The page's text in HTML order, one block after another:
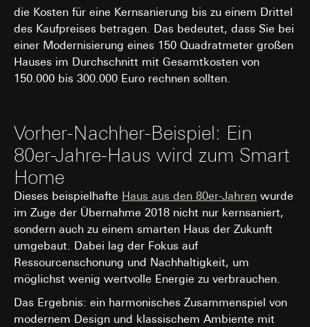
die Kosten für eine Kernsanierung bis zu einem Drittel
des Kaufpreises betragen. Das bedeutet, dass Sie bei
einer Modernisierung eines 150 Quadratmeter großen
Hauses im Durchschnitt mit Gesamtkosten von
150.000 bis 300.000 Euro rechnen sollten.
Vorher-Nachher-Beispiel: Ein
80er-Jahre-Haus wird zum Smart
Home
Dieses beispielhafte Haus aus den 80er-Jahren wurde
im Zuge der Übernahme 2018 nicht nur kernsaniert,
sondern auch zu einem smarten Haus der Zukunft
umgebaut. Dabei lag der Fokus auf
Ressourcenschonung und Nachhaltigkeit, um
möglichst wenig wertvolle Energie zu verbrauchen.
Das Ergebnis: ein harmonisches Zusammenspiel von
modernem Design und klassischem Ambiente mit
Externe Dienstleister für A/B-Testing, die als
Auftragsverarbeiter gemäß Art. 28 DSGVO
tätig werden
Drittlandübermittlung: keine
Lebensdauer des Cookies: 30 und 90 Tage,